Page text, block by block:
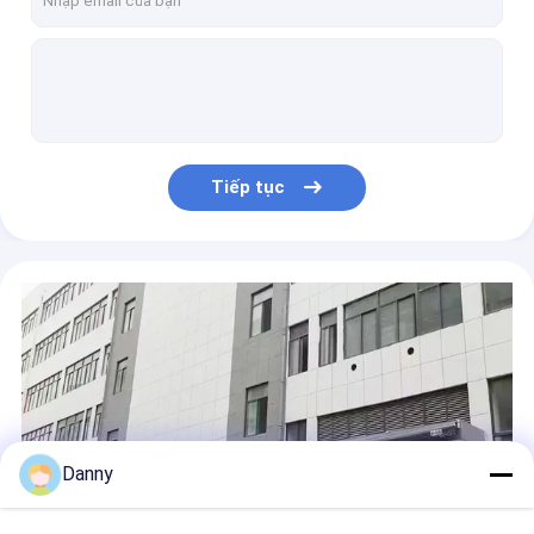
Vòng cuối Mẹo Casket Phụ kiện ZA06 thau mạ và đánh bóng cao
Thép Quan Tài Phần Cứng ZA07 Với Quan Tài Trang Bị Bền Trong Antique Brass Màu
Vàng mạ màu hình chữ thập vít vỏ quan tài chất lượng cao bán buôn ZS11
Casket nắp bản lề quan tài phụ kiện màu đen xuất hiện OEM / ODM chấp nhận được
Tiếp tục
Danny